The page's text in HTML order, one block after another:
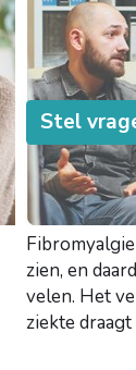
Stel
zien, en
velen. Het
ziekte